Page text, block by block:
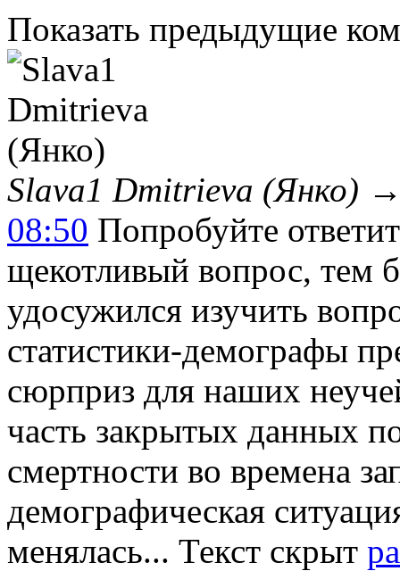
Показать предыдущие
Slava1 Dmitrieva (Янко)
08:50 Попробуйте
щекотливый вопрос, тем
удосужился изучить
статистики-демографы
сюрприз для наших
часть закрытых данных
смертности во времена
демографическая
менялась... Текст скрыт